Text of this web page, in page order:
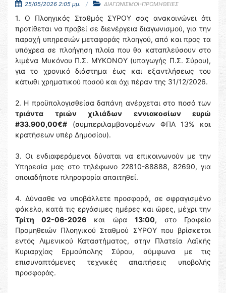
25/05/2026 2:05 μμ. ΔΙΑΓΩΝΙΣΜΟΙ-ΠΡΟΜΗΘΕΙΕΣ
1. Ο Πλοηγικός Σταθμός ΣΥΡΟΥ σας ανακοινώνει ότι
προτίθεται να προβεί σε διενέργεια διαγωνισμού, για την
παροχή υπηρεσιών μεταφοράς πλοηγού, από και προς τα
υπόχρεα σε πλοήγηση πλοία που θα καταπλεύσουν στο
λιμένα Μυκόνου Π.Σ. ΜΥΚΟΝΟΥ (υπαγωγής Π.Σ. Σύρου),
για το χρονικό διάστημα έως και εξαντλήσεως του
κάτωθι χρηματικού ποσού και όχι πέραν της 31/12/2026.
2. Η προϋπολογισθείσα δαπάνη ανέρχεται στο ποσό των
τριάντα τριών χιλιάδων εννιακοσίων ευρώ
#33.900,00€# (συμπεριλαμβανομένων ΦΠΑ 13% και
κρατήσεων υπέρ Δημοσίου).
3. Οι ενδιαφερόμενοι δύναται να επικοινωνούν με την
Υπηρεσία μας στο τηλέφωνο 22810-88888, 82690, για
οποιαδήποτε πληροφορία απαιτηθεί.
4. Δύνασθε να υποβάλλετε προσφορά, σε σφραγισμένο
φάκελο, κατά τις εργάσιμες ημέρες και ώρες, μέχρι την
Τρίτη 02-06-2026 και ώρα 13:00, στο Γραφείο
Προμηθειών Πλοηγικού Σταθμού ΣΥΡΟΥ που βρίσκεται
εντός Λιμενικού Καταστήματος, στην Πλατεία Λαϊκής
Κυριαρχίας Ερμούπολης Σύρου, σύμφωνα με τις
επισυναπτόμενες τεχνικές απαιτήσεις υποβολής
προσφοράς.